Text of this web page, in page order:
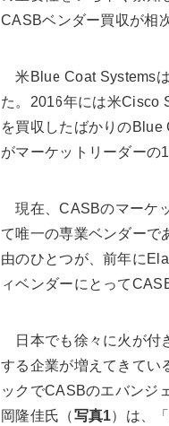
CASBベンダー買収が相
米Blue Coat Systems
た。2016年には米Cisco
を買収したばかりの
がマーケットリーダーの
現在、CASBのマーケ
て唯一の専業ベンダー
由のひとつが、前年に
ィベンダーにとって
日本でも徐々に火が付
する企業が増えてきてい
ックでCASBのエバンジ
岡隆佳氏（写真1）は、